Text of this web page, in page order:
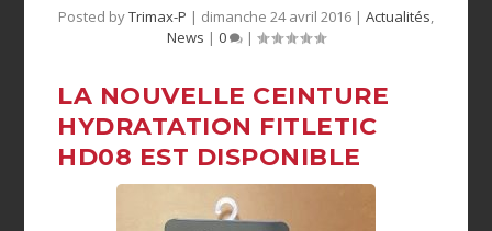
Posted byTrimax-P | dimanche 24 avril 2016 | Actualités,
News | 0 |
LA NOUVELLE CEINTURE
HYDRATATION FITLETIC
HD08 EST DISPONIBLE